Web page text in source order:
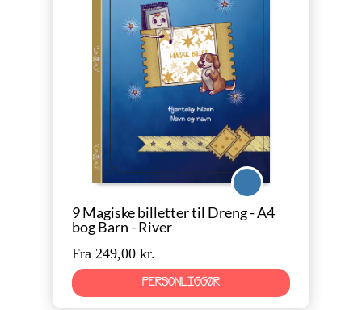
River
9 Magiske billetter til Dreng - A4
bog Barn - River
Fra 249,00 kr.
PERSONLIGGØR